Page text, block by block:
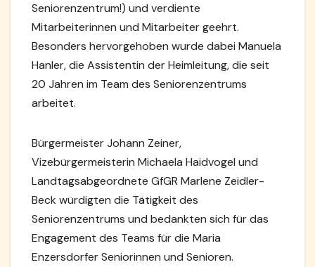
Seniorenzentrum!) und verdiente
Mitarbeiterinnen und Mitarbeiter geehrt.
Besonders hervorgehoben wurde dabei Manuela
Hanler, die Assistentin der Heimleitung, die seit
20 Jahren im Team des Seniorenzentrums
arbeitet.
Bürgermeister Johann Zeiner,
Vizebürgermeisterin Michaela Haidvogel und
Landtagsabgeordnete GfGR Marlene Zeidler-
Beck würdigten die Tätigkeit des
Seniorenzentrums und bedankten sich für das
Engagement des Teams für die Maria
Enzersdorfer Seniorinnen und Senioren.